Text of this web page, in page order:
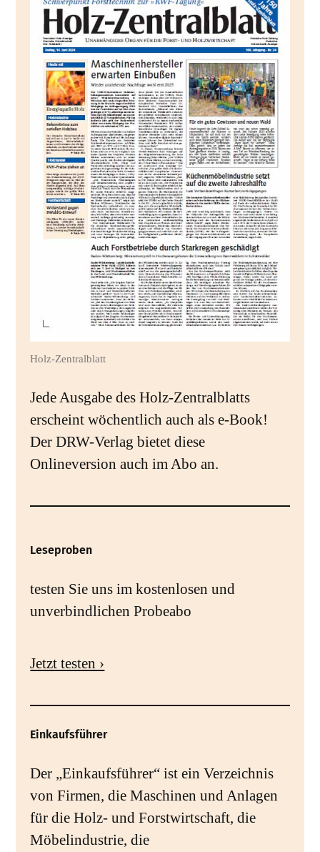
Holz-Zentralblatt
Jede Ausgabe des Holz-Zentralblatts
erscheint wöchentlich auch als e-Book!
Der DRW-Verlag bietet diese
Onlineversion auch im Abo an.
Leseproben
testen Sie uns im kostenlosen und
unverbindlichen Probeabo
Jetzt testen ›
Einkaufsführer
Der „Einkaufsführer“ ist ein Verzeichnis
von Firmen, die Maschinen und Anlagen
für die Holz- und Forstwirtschaft, die
Möbelindustrie, die